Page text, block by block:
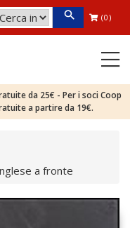
(0)
da 25€ - Per i soci Coop
a partire da 19€.
a fronte